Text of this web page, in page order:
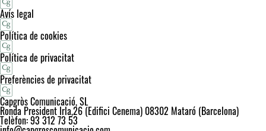
Avís legal
Política de cookies
Política de privacitat
Preferències de privacitat
Capgròs Comunicació, SL
Ronda President Irla,26 (Edifici Cenema) 08302 Mataró (Barcelona)
Telèfon: 93 312 73 53